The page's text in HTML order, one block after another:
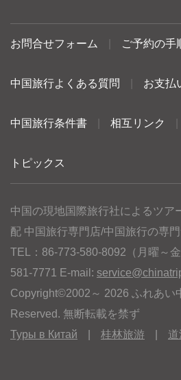
お問合せフォーム ご予約の手
中国旅行よくある質問 お支払
中国旅行条件書 相互リンク
トピックス
中国の現地国際旅行社によるツア
配 中国旅行専門店/中国旅行の専門
TEL：86-773-580-8092（月曜～
581-7771 E-mail:
Copyright©2002～ 2026 ふれあい
Reserved. 無断転載を禁ず
Туры в Китай
桂林旅游 道